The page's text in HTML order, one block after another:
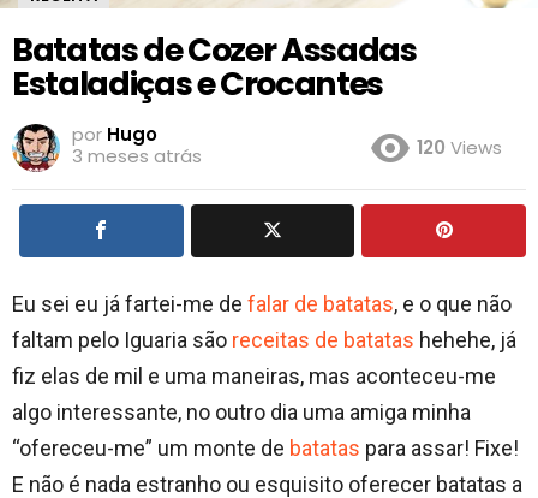
Batatas de Cozer Assadas
Estaladiças e Crocantes
por Hugo
3 meses atrás
120 Views
Eu sei eu já fartei-me de falar de batatas, e o que não
faltam pelo Iguaria são receitas de batatas hehehe, já
fiz elas de mil e uma maneiras, mas aconteceu-me
algo interessante, no outro dia uma amiga minha
“ofereceu-me” um monte de batatas para assar! Fixe!
E não é nada estranho ou esquisito oferecer batatas a